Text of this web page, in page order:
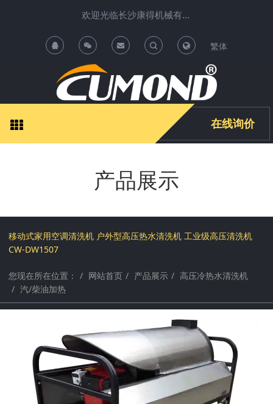
欢迎光临长沙康得机械有限公司清洗机项目运营中心 !
T
o
g
g
l
S
r
c
T
o
g
g
S
r
c
h
繁体
在线询价
产品展示
移动式家用空调清洗机 户外型高压热水清洗机 工业级高压清洗机
CW-DW1507
您现在所在位置： 网站首页 产品展示
高压冷热水清洗机
汽/柴油加热